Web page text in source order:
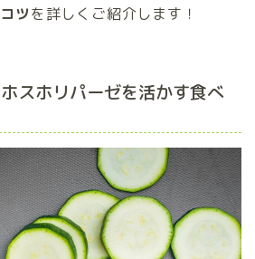
ツを詳しくご紹介します！
スホリパーゼを活かす食べ